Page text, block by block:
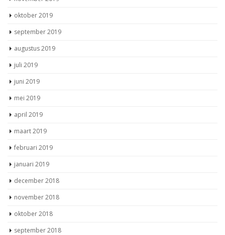
oktober 2019
september 2019
augustus 2019
juli 2019
juni 2019
mei 2019
april 2019
maart 2019
februari 2019
januari 2019
december 2018
november 2018
oktober 2018
september 2018